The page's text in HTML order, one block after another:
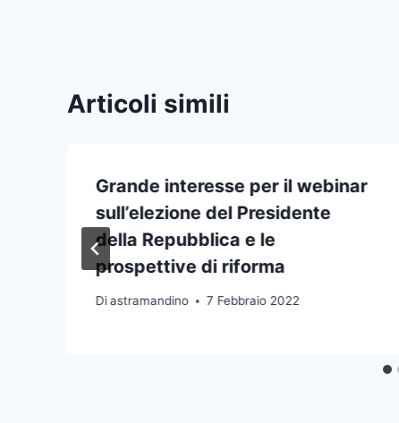
Articoli simili
Grande interesse per il webinar
sull’elezione del Presidente
della Repubblica e le
prospettive di riforma
Diastramandino 7 Febbraio 2022